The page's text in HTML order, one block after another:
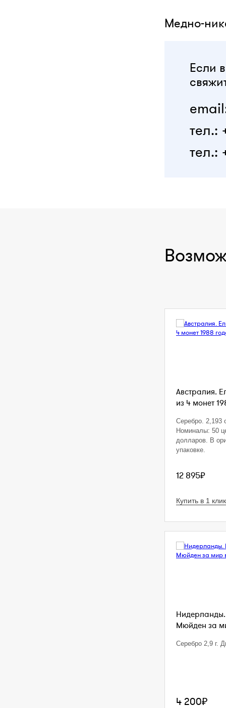
Медно-
Если
тел.:
тел.:
Австралия.
из 4 монет
Серебро. 2,193
Номиналы: 50
долларов. В
упаковке.
12 895₽
Купить в 1 клик
Мюйден за
Серебро 2,9 г.
4 200₽